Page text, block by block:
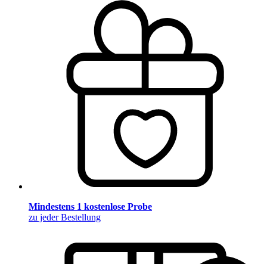
Mindestens 1 kostenlose Probe
zu jeder Bestellung